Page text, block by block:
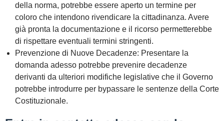
della norma, potrebbe essere aperto un termine per
coloro che intendono rivendicare la cittadinanza. Avere
già pronta la documentazione e il ricorso permetterebbe
di rispettare eventuali termini stringenti.
Prevenzione di Nuove Decadenze: Presentare la
domanda adesso potrebbe prevenire decadenze
derivanti da ulteriori modifiche legislative che il Governo
potrebbe introdurre per bypassare le sentenze della Corte
Costituzionale.